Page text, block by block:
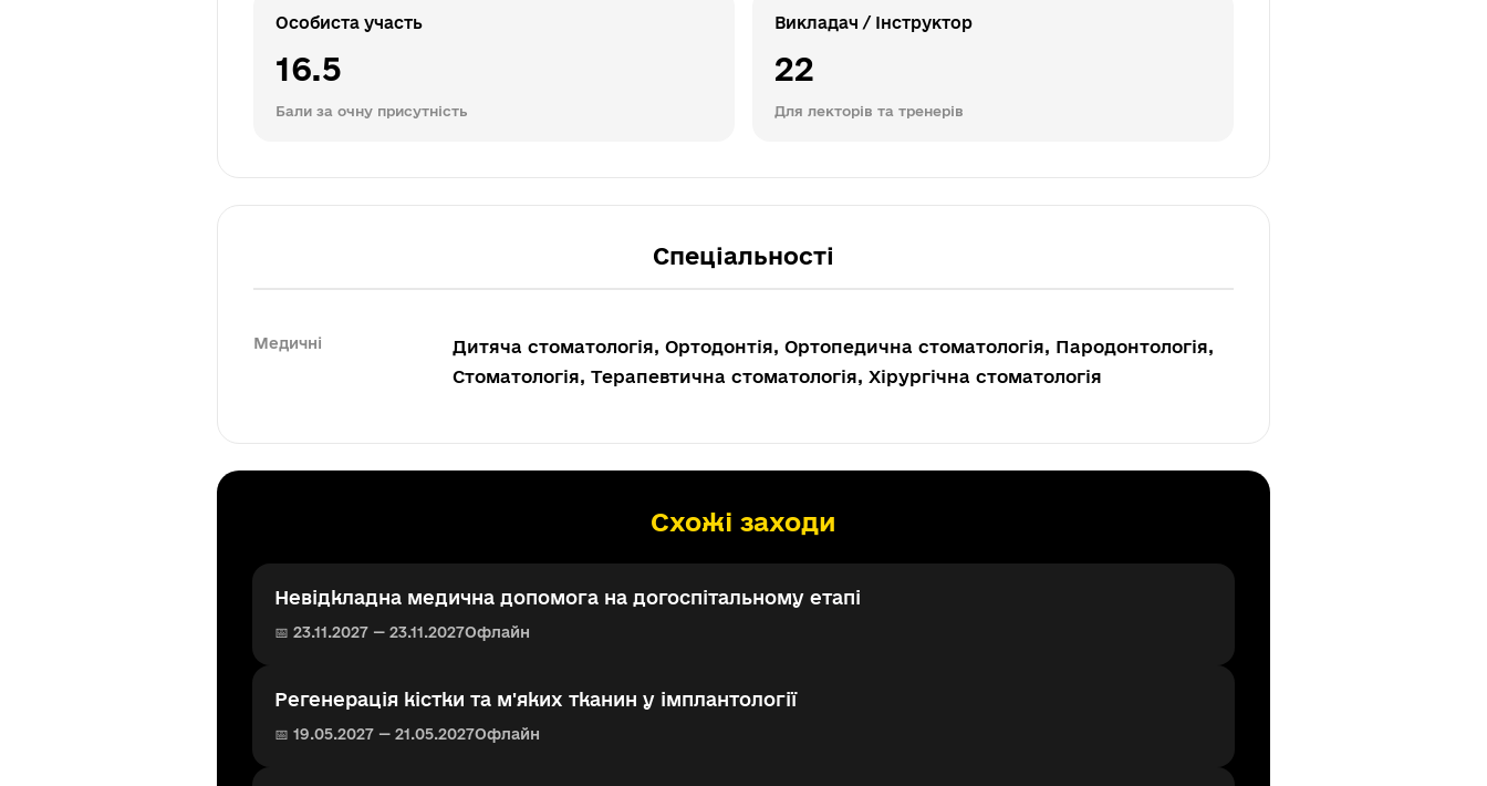
Особиста участь
16.5
Бали за очну присутність
Викладач / Інструктор
22
Для лекторів та тренерів
Спеціальності
Медичні
Дитяча стоматологія, Ортодонтія, Ортопедична стоматологія, Пародонтологія,
Стоматологія, Терапевтична стоматологія, Хірургічна стоматологія
Схожі заходи
Невідкладна медична допомога на догоспітальному етапі
📅 23.11.2027 — 23.11.2027Офлайн
Регенерація кістки та м'яких тканин у імплантології
📅 19.05.2027 — 21.05.2027Офлайн